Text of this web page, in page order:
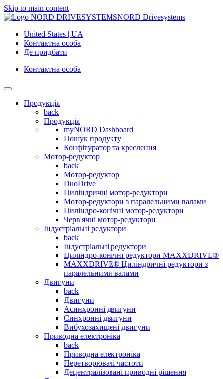
Skip to main content
NORD Drivesystems
United States | UA
Контактна особа
Де придбати
Контактна особа
Продукція
back
Продукція
myNORD Dashboard
Пошук продукту
Конфігуратор та креслення
Мотор-редуктор
back
Мотор-редуктор
DuoDrive
Циліндричні мотор-редуктори
Мотор-редуктори з паралельними валами
Циліндро-конічні мотор-редуктори
Черв'ячні мотор-редуктори
Індустріальні редуктори
back
Індустріальні редуктори
Циліндро-конічні редуктори MAXXDRIVE®
MAXXDRIVE® Циліндричні редуктори з
паралельними валами
Двигуни
back
Двигуни
Асинхронні двигуни
Синхронні двигуни
Вибухозахищені двигуни
Приводна електроніка
back
Приводна електроніка
Перетворювачі частоти
Децентралізовані приводні рішення